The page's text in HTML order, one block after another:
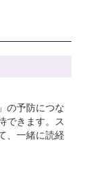
の予防につな
できます。ス
、一緒に読経